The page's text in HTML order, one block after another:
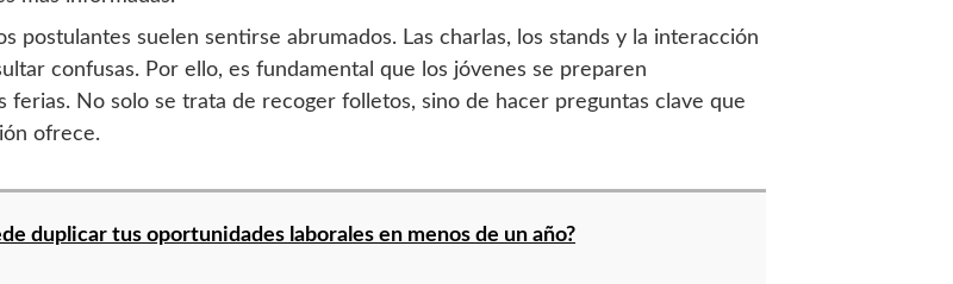
postulantes suelen sentirse abrumados. Las charlas, los stands y la interacción
confusas. Por ello, es fundamental que los jóvenes se preparen
ferias. No solo se trata de recoger folletos, sino de hacer preguntas clave que
ofrece.
duplicar tus oportunidades laborales en menos de un año?